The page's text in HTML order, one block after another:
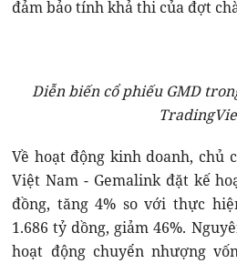
đảm bảo tính khả thi của đợt
Diễn biến cổ phiếu GMD
Về hoạt động kinh doanh, chủ
Việt Nam - Gemalink đặt kế
đồng, tăng 4% so với thực
1.686 tỷ dồng, giảm 46%.
hoạt động chuyển nhượng